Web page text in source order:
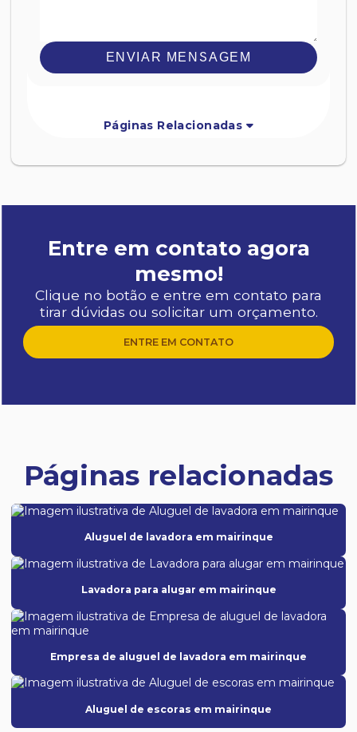
ENVIAR MENSAGEM
Páginas Relacionadas
Entre em contato agora
mesmo!
Clique no botão e entre em contato para
tirar dúvidas ou solicitar um orçamento.
ENTRE EM CONTATO
Páginas relacionadas
Aluguel de lavadora em mairinque
Lavadora para alugar em mairinque
Empresa de aluguel de lavadora em mairinque
Aluguel de escoras em mairinque